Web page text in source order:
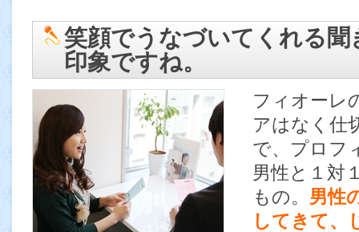
笑顔でうなづいてくれる聞
印象ですね。
フィオーレ
アはなく仕
で、プロフ
男性と１対
もの。 男性
してきて、